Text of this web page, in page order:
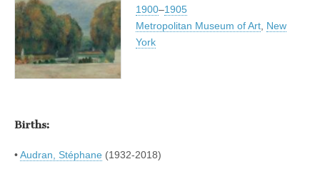
1900–1905
Metropolitan Museum of Art, New
York
Births:
•Audran, Stéphane (1932-2018)